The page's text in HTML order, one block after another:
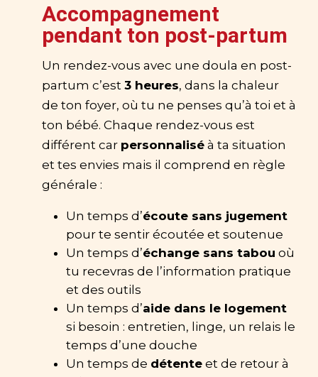
Accompagnement
pendant ton post-partum
Un rendez-vous avec une doula en post-
partum c’est3 heures, dans la chaleur
de ton foyer, où tu ne penses qu’à toi et à
ton bébé. Chaque rendez-vous est
différent car personnalisé à ta situation
et tes envies mais il comprend en règle
générale :
Un temps d’écoute sans jugement
pour te sentir écoutée et soutenue
Un temps d’échange sans tabou où
tu recevras de l’information pratique
et des outils
Un temps d’aide dans le logement
si besoin : entretien, linge, un relais le
temps d’une douche
Un temps de détente et de retour à